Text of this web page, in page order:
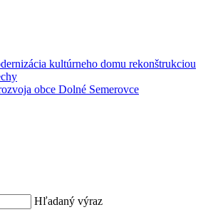
kultúrneho domu rekonštrukciou
obce Dolné Semerovce
Hľadaný výraz